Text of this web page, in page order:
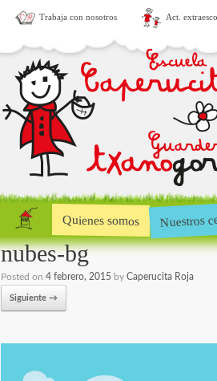
Trabaja con nosotros Act.
Quienes somos Nuestros
nubes-bg
Posted on 4 febrero, 2015 by Caperucita Roja
Siguiente →